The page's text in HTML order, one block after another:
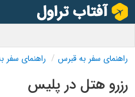
راهنمای سفر به قبرس راهنمای سفر
رزرو هتل در پلیس